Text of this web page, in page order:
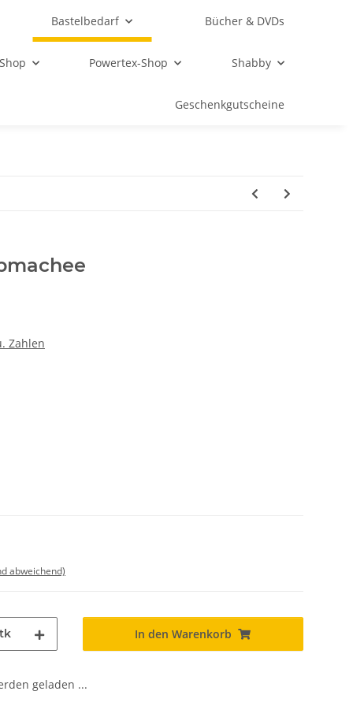
Bastelbedarf Bücher & DVDs
Powertex-Shop Shabby
Geschenkgutscheine
Zahlen
abweichend)
In den Warenkorb
geladen ...